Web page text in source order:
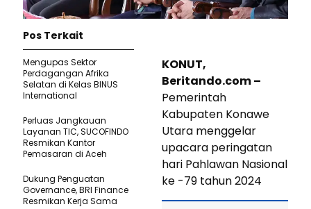
KONUT,
Beritando.com –
Pemerintah
Kabupaten Konawe
Utara menggelar
upacara peringatan
hari Pahlawan Nasional
ke -79 tahun 2024
Pos Terkait
Mengupas Sektor
Perdagangan Afrika
Selatan di Kelas BINUS
International
Perluas Jangkauan
Layanan TIC, SUCOFINDO
Resmikan Kantor
Pemasaran di Aceh
Dukung Penguatan
Governance, BRI Finance
Resmikan Kerja Sama